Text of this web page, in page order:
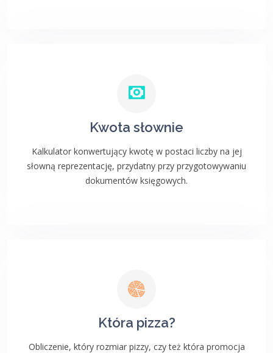
Kwota słownie
Kalkulator konwertujący kwotę w postaci liczby na jej
słowną reprezentację, przydatny przy przygotowywaniu
dokumentów księgowych.
Która pizza?
Obliczenie, który rozmiar pizzy, czy też która promocja